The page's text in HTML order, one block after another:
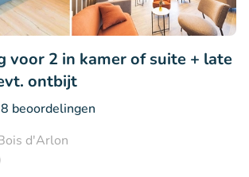
voor 2 in kamer of suite + late
ontbijt
beoordelingen
d'Arlon